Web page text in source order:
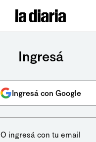
Ingresá
Ingresá con Google
O ingresá con tu email